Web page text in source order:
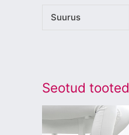
Suurus
Seotud tooted
Sellel
tootel